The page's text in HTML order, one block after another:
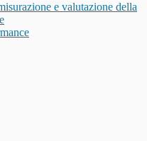
e valutazione della